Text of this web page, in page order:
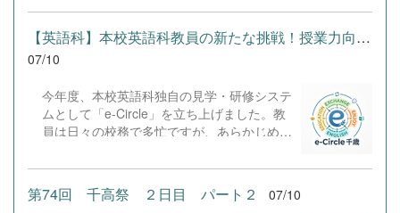
引き続き、PTAの皆様のご協力による販売や
キッチンカーも出店し、会場は笑顔と活気に
あふれています。この学校祭が盛大に開催で
きているのは、生徒たちの主体的な活動はも
皆様の温かいご支援とご協力のおかげです。
心から感謝いたします。会場全体が大いに盛
り上がり、多くの笑顔があふれる、思い出に
&nbsp; &nbsp; &nbsp; &nbsp;&nbsp; &nbsp;
【英語科】本校英語科教員の新たな挑戦！授業力向上を目指す「e-C...
07/10
今年度、本校英語科独自の見学・研修システ
ムとして「e-Circle」を立ち上げました。教
員は日々の校務で多忙ですが、あらかじめ全
公開授業と深いディスカッションを通じた指
導技術の向上を目指しています。 6月27日の
第1回（大西教諭・1年論理表現）では「4技
第74回 千高祭 ２日目 パート２ 07/10